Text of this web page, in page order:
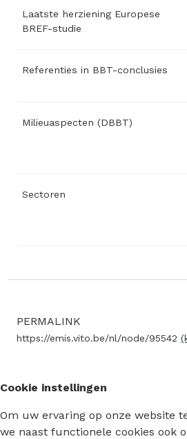
Laatste herziening Europese
BREF-studie
Referenties in BBT-conclusies
Milieuaspecten (DBBT)
Sectoren
PERMALINK
https://emis.vito.be/nl/node/95542
Cookie instellingen
Om uw ervaring op onze website
we naast functionele cookies ook